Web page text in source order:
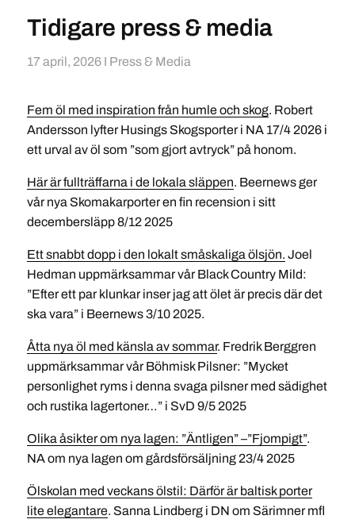
Tidigare press & media
17 april, 2026 I Press & Media
Fem öl med inspiration från humle och skog. Robert
Andersson lyfter Husings Skogsporter i NA 17/4 2026 i
ett urval av öl som ”som gjort avtryck” på honom.
Här är fullträffarna i de lokala släppen. Beernews ger
vår nya Skomakarporter en fin recension i sitt
decembersläpp 8/12 2025
Ett snabbt dopp i den lokalt småskaliga ölsjön. Joel
Hedman uppmärksammar vår Black Country Mild:
”Efter ett par klunkar inser jag att ölet är precis där det
ska vara” i Beernews 3/10 2025.
Åtta nya öl med känsla av sommar. Fredrik Berggren
uppmärksammar vår Böhmisk Pilsner: ”Mycket
personlighet ryms i denna svaga pilsner med sädighet
och rustika lagertoner…” i SvD 9/5 2025
Olika åsikter om nya lagen: ”Äntligen” –”Fjompigt”.
NA om nya lagen om gårdsförsäljning 23/4 2025
Ölskolan med veckans ölstil: Därför är baltisk porter
lite elegantare. Sanna Lindberg i DN om Särimner mfl